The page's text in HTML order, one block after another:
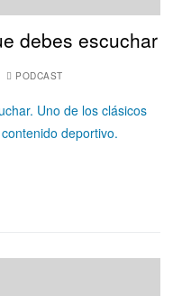
debes escuchar
PODCAST
Uno de los clásicos
deportivo.